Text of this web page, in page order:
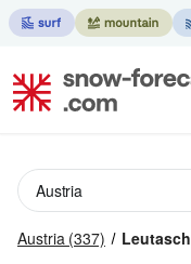
Austria (337) Leutasch